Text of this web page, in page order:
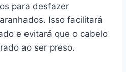
para desfazer
Isso facilitará
e evitará que o cabelo
ao ser preso.